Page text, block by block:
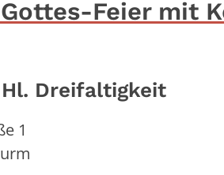
Feier mit
Dreifaltigkeit
1